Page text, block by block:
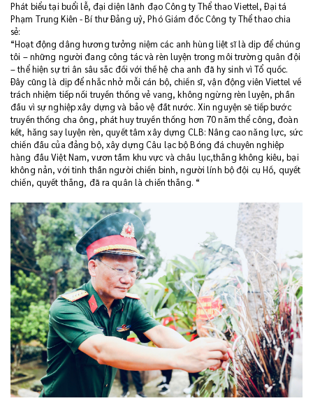
Phát biểu tại buổi lễ, đại diện lãnh đạo Công ty Thể thao Viettel, Đại tá
Phạm Trung Kiên - Bí thư Đảng uỷ, Phó Giám đốc Công ty Thể thao chia
sẻ:
“Hoạt động dâng hương tưởng niệm các anh hùng liệt sĩ là dịp để chúng
tôi – những người đang công tác và rèn luyện trong môi trường quân đội
– thể hiện sự tri ân sâu sắc đối với thế hệ cha anh đã hy sinh vì Tổ quốc.
Đây cũng là dịp để nhắc nhở mỗi cán bộ, chiến sĩ, vận động viên Viettel về
trách nhiệm tiếp nối truyền thống vẻ vang, không ngừng rèn luyện, phấn
đấu vì sự nghiệp xây dựng và bảo vệ đất nước. Xin nguyện sẽ tiếp bước
truyền thống cha ông, phát huy truyền thống hơn 70 năm thể công, đoàn
kết, hăng say luyện rèn, quyết tâm xây dựng CLB: Nâng cao năng lực, sức
chiến đấu của đảng bộ, xây dựng Câu lạc bộ Bóng đá chuyên nghiệp
hàng đầu Việt Nam, vươn tầm khu vực và châu lục,thắng không kiêu, bại
không nản, với tinh thần người chiến binh, người lính bộ đội cụ Hồ, quyết
chiến, quyết thắng, đã ra quân là chiến thắng. “